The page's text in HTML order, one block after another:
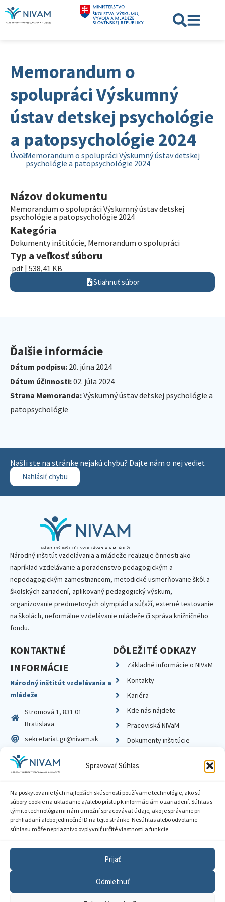
Spravovať Súhlas
Na poskytovanie tých najlepších skúseností používame technológie, ako sú
súbory cookie na ukladanie a/alebo prístup k informáciám o zariadení. Súhlas s
týmito technológiami nám umožní spracovávať údaje, ako je správanie pri
prehliadaní alebo jedinečné ID na tejto stránke. Nesúhlas alebo odvolanie
súhlasu môže nepriaznivo ovplyvniť určité vlastnosti a funkcie.
Prijať
Odmietnuť
Memorandum o
spolupráci Výskumný
ústav detskej psychológie
a patopsychológie 2024
ÚvodMemorandum o spolupráci Výskumný ústav detskej
psychológie a patopsychológie 2024
Názov dokumentu
Memorandum o spolupráci Výskumný ústav detskej
psychológie a patopsychológie 2024
Kategória
Dokumenty inštitúcie, Memorandum o spolupráci
Typ a veľkosť súboru
.pdf | 538,41 KB
Stiahnuť súbor
Ďalšie informácie
Dátum podpisu: 20. júna 2024
Dátum účinnosti:02. júla 2024
Strana Memoranda:Výskumný ústav detskej psychológie a
patopsychológie
Našli ste na stránke nejakú chybu? Dajte nám o nej vedieť.
Nahlásiť chybu
Národný inštitút vzdelávania a mládeže realizuje činnosti ako
napríklad vzdelávanie a poradenstvo pedagogickým a
nepedagogickým zamestnancom, metodické usmerňovanie škôl a
školských zariadení, aplikovaný pedagogický výskum,
organizovanie predmetových olympiád a súťaží, externé testovanie
na školách, neformálne vzdelávanie mládeže či správa knižničného
fondu.
KONTAKTNÉ
INFORMÁCIE
Národný inštitút vzdelávania a
mládeže
Stromová 1, 831 01
Bratislava
sekretariat.gr@nivam.sk
IČO: 00164348
DIČ: 2020798714
DÔLEŽITÉ ODKAZY
Základné informácie o NIVaM
Kontakty
Kariéra
Kde nás nájdete
Pracoviská NIVaM
Dokumenty inštitúcie
Zásady ochrany súkromia
Sprístupnenie informácií
Nastavenia cookies